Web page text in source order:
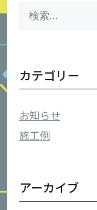
ー
索:
カテゴリー
お知らせ
施工例
アーカイブ